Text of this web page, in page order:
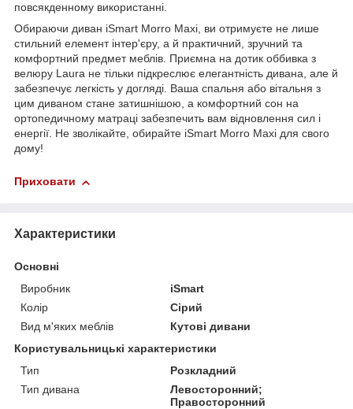
повсякденному використанні.
Обираючи диван iSmart Morro Maxi, ви отримуєте не лише
стильний елемент інтер'єру, а й практичний, зручний та
комфортний предмет меблів. Приємна на дотик оббивка з
велюру Laura не тільки підкреслює елегантність дивана, але й
забезпечує легкість у догляді. Ваша спальня або вітальня з
цим диваном стане затишнішою, а комфортний сон на
ортопедичному матраці забезпечить вам відновлення сил і
енергії. Не зволікайте, обирайте iSmart Morro Maxi для свого
дому!
Приховати
Характеристики
Основні
Виробник
iSmart
Колір
Сірий
Вид м'яких меблів
Кутові дивани
Користувальницькі характеристики
Тип
Розкладний
Тип дивана
Левосторонний;
Правосторонний